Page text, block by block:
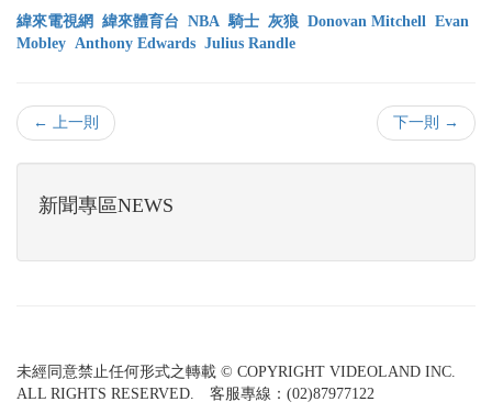
緯來電視網 緯來體育台 NBA 騎士 灰狼 Donovan Mitchell Evan
Mobley Anthony Edwards Julius Randle
← 上一則 下一則 →
新聞專區NEWS
未經同意禁止任何形式之轉載 © COPYRIGHT VIDEOLAND INC.
ALL RIGHTS RESERVED. 客服專線：(02)87977122